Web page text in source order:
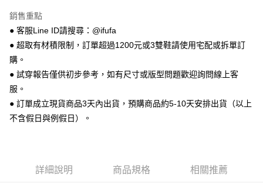
相關說明
【關於「AFTEE先享後付」】
AFTEE先享後付是「在收到商品之後才付款」的支付方式。 讓您購物簡單
１．簡單：不需註冊會員、不需綁卡、不需儲值。
２．便利：只要手機號碼，簡訊認證，即可結帳。
３．安心：先確認商品／服務後，再付款。
【「AFTEE先享後付」結帳流程】
１．於結帳方式選擇「AFTEE先享後付」後，將跳轉至「AFTEE先享後付」
※ 請注意：結帳手續完成當下不需立刻繳費，但若您需要取消訂單，請聯絡
ATM付款
運送方式
全家 取貨付款
每筆NT$70，滿NT$999(含以上)免運費
付款後 全家取貨
銷售重點
● 客服Line ID請搜尋：@ifufa
● 超取有材積限制，訂單超過1200元或3雙鞋請使用宅配或拆單訂
購。
● 試穿報告僅供初步參考，如有尺寸或版型問題歡迎詢問線上客
服。
● 訂單成立現貨商品3天內出貨，預購商品約5-10天安排出貨（以上
不含假日與例假日）。
詳細說明 商品規格 相關推薦